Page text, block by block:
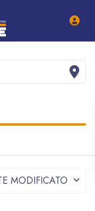
MODIFICATO